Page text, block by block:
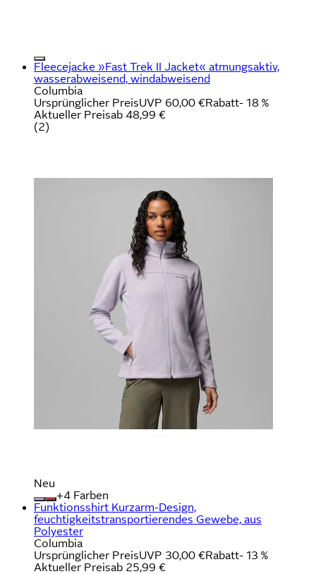
Fleecejacke »Fast Trek II Jacket« atmungsaktiv,
wasserabweisend, windabweisend
Columbia
Ursprünglicher PreisUVP 60,00 €Rabatt- 18 %
Aktueller Preisab 48,99 €
(2)
Neu
+
Farben
Funktionsshirt Kurzarm-Design,
feuchtigkeitstransportierendes Gewebe, aus
Polyester
Columbia
Ursprünglicher PreisUVP 30,00 €Rabatt- 13 %
Aktueller Preisab 25,99 €